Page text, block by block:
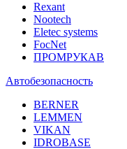
Rexant
Nootech
Eletec systems
FocNet
ПРОМРУКАВ
Автобезопасность
BERNER
LEMMEN
VIKAN
IDROBASE